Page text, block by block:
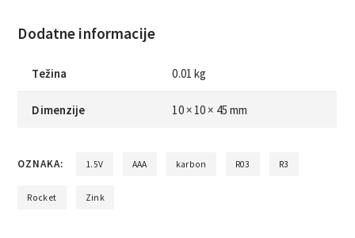
Dodatne informacije
Težina 0.01 kg
Dimenzije 10 × 10 × 45 mm
OZNAKA: 1.5V AAA karbon R03 R3
Rocket Zink